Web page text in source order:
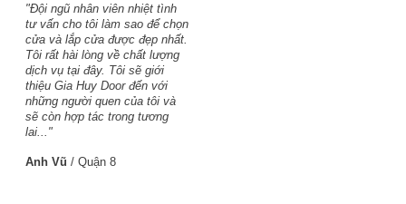
"Đội ngũ nhân viên nhiệt tình
tư vấn cho tôi làm sao để chọn
cửa và lắp cửa được đẹp nhất.
Tôi rất hài lòng về chất lượng
dịch vụ tại đây. Tôi sẽ giới
thiệu Gia Huy Door đến với
những người quen của tôi và
sẽ còn hợp tác trong tương
lai..."
Anh Vũ / Quận 8